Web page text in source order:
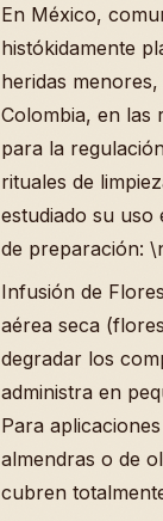
En México,
histókidamente
heridas
Colombia, en las
para la
rituales de
estudiado su uso
de preparación:
Infusión de
aérea seca
degradar los
administra en
Para
almendras o de
cubren